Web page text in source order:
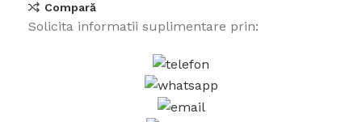
Compară
Solicita informatii suplimentare prin: